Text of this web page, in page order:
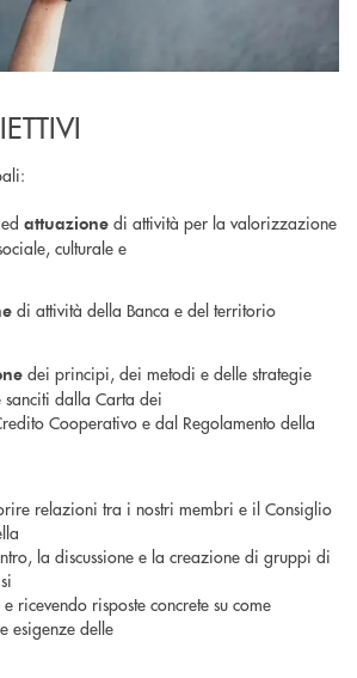
ed attuazione di attività per la valorizzazione
culturale e
di attività della Banca e del territorio
dei principi, dei metodi e delle strategie
sanciti dalla Carta dei
Cooperativo e dal Regolamento della
relazioni tra i nostri membri e il Consiglio
la discussione e la creazione di gruppi di
ricevendo risposte concrete su come
esigenze delle